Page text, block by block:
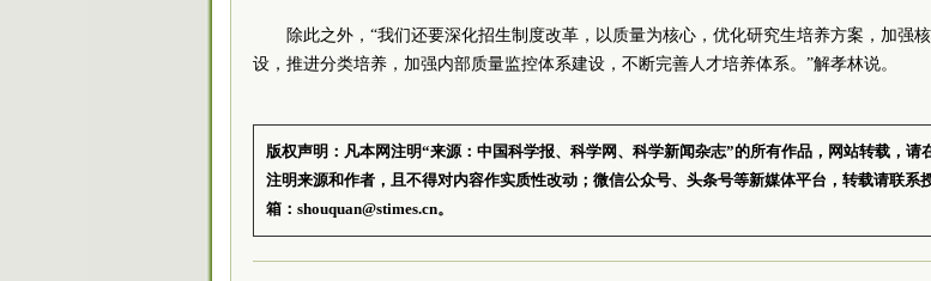
除此之外，“我们还要深化招生制度改革，以质量为核心，优化研究生培养方案，加强
设，推进分类培养，加强内部质量监控体系建设，不断完善人才培养体系。”解孝林说。
版权声明：凡本网注明“来源：中国科学报、科学网、科学新闻杂志”的所有作品，网站转载，请
注明来源和作者，且不得对内容作实质性改动；微信公众号、头条号等新媒体平台，转载请联系
箱：shouquan@stimes.cn。